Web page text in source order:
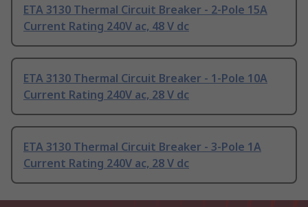
ETA 3130 Thermal Circuit Breaker - 2-Pole 15A
Current Rating 240V ac, 48 V dc
ETA 3130 Thermal Circuit Breaker - 1-Pole 10A
Current Rating 240V ac, 28 V dc
ETA 3130 Thermal Circuit Breaker - 3-Pole 1A
Current Rating 240V ac, 28 V dc